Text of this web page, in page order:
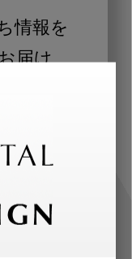
情報を
届け
医師、歯
わせた内
します。